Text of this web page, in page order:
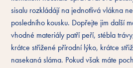
sisalu rozkládájí na jednotlivá vlákna
posledního kousku. Dopřejte jim další
vhodné materiály patří peří, stébla
krátce střižené přírodní lýko, krátce
nasekaná sláma. Pokud však máte